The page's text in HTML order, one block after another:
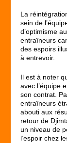
La
sein de
d’optimisme
entraîneurs
des espoirs
à entrevoir.
Il est à noter
avec l’équipe
son contrat.
entraîneurs
abouti aux
retour de
un niveau de
l’espoir chez